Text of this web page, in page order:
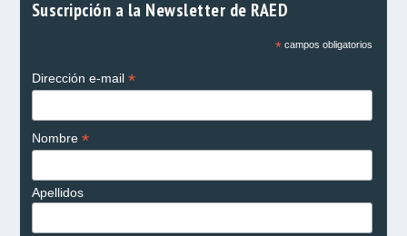
Suscripción a la Newsletter de RAED
*campos obligatorios
Dirección e-mail *
Nombre *
Apellidos